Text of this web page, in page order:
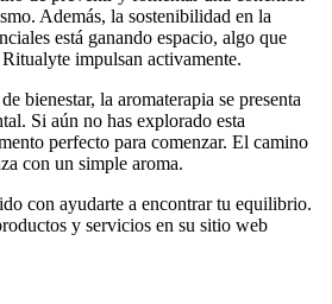
Además, la sostenibilidad en la
está ganando espacio, algo que
impulsan activamente.
bienestar, la aromaterapia se presenta
Si aún no has explorado esta
perfecto para comenzar. El camino
con un simple aroma.
con ayudarte a encontrar tu equilibrio.
y servicios en su sitio web